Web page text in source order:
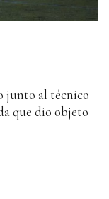
junto al técnico
que dio objeto